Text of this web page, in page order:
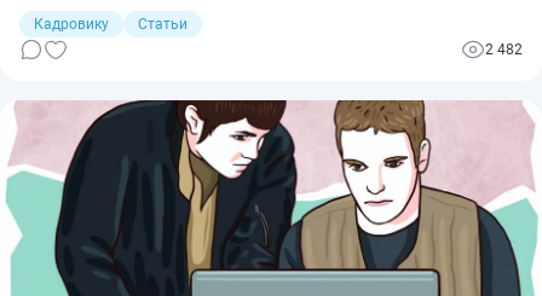
Кадровику
Статьи
2 482